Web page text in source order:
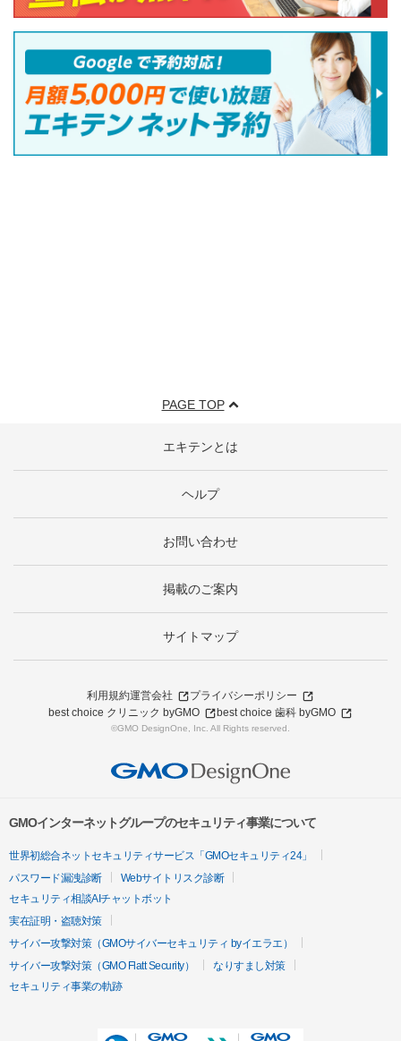
PAGE TOP
エキテンとは
ヘルプ
お問い合わせ
掲載のご案内
サイトマップ
利用規約運営会社
プライバシーポリシー
best choice クリニック byGMO
best choice 歯科 byGMO
©GMO DesignOne, Inc. All Rights reserved.
GMOインターネットグループのセキュリティ事業について
世界初総合ネットセキュリティサービス「GMOセキュリティ24」
パスワード漏洩診断
Webサイトリスク診断
セキュリティ相談AIチャットボット
実在証明・盗聴対策
サイバー攻撃対策（GMOサイバーセキュリティ byイエラエ）
サイバー攻撃対策（GMO Flatt Security）
なりすまし対策
セキュリティ事業の軌跡